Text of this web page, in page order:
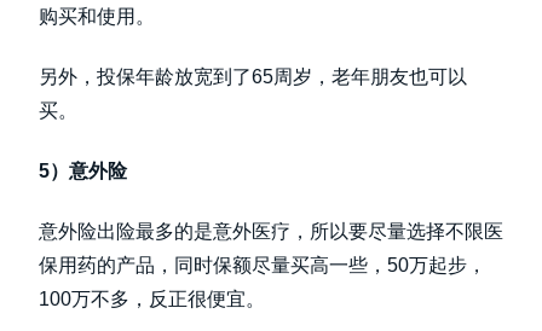
购买和使用。
另外，投保年龄放宽到了65周岁，老年朋友也可以
买。
5）意外险
意外险出险最多的是意外医疗，所以要尽量选择不限医
保用药的产品，同时保额尽量买高一些，50万起步，
100万不多，反正很便宜。